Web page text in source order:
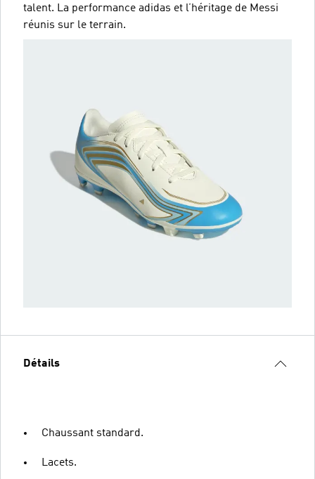
talent. La performance adidas et l’héritage de Messi
réunis sur le terrain.
Détails
Chaussant standard.
Lacets.